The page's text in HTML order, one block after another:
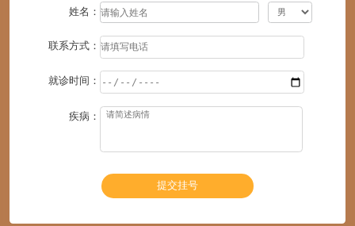
姓名：
联系方式：
就诊时间：
疾病：